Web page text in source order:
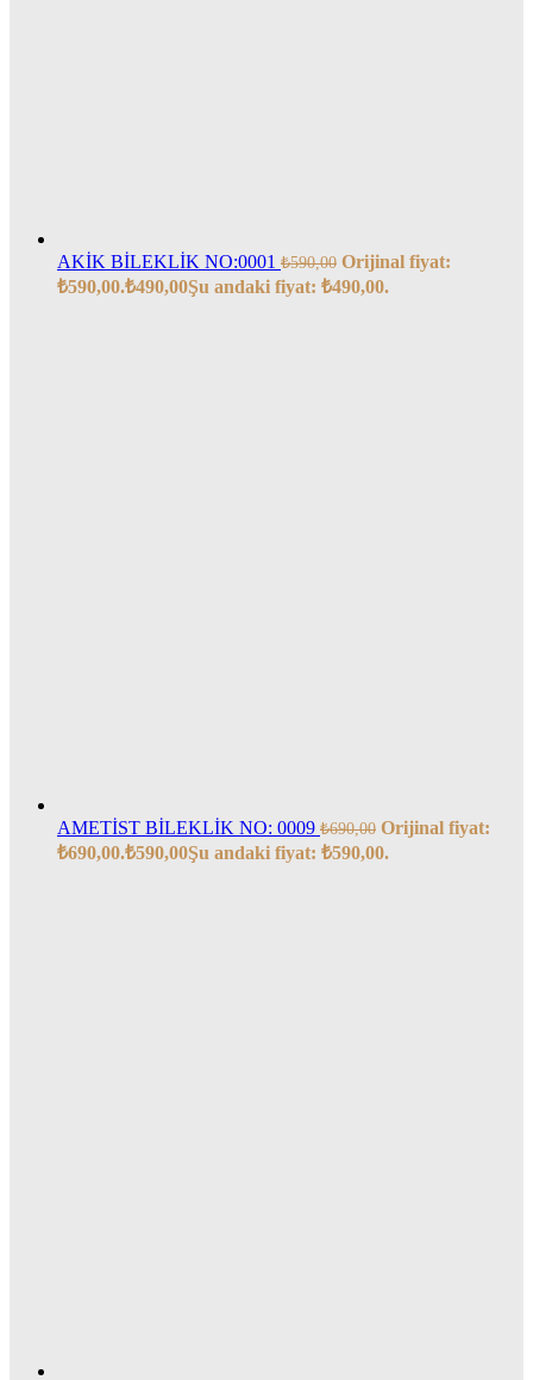
AKİK BİLEKLİK NO:0001 ₺590,00 Orijinal fiyat:
₺590,00.₺490,00Şu andaki fiyat: ₺490,00.
AMETİST BİLEKLİK NO: 0009 ₺690,00 Orijinal fiyat:
₺690,00.₺590,00Şu andaki fiyat: ₺590,00.